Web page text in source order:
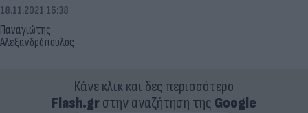
Παναγιώτης
Αλεξανδρόπουλος
18.11.2021 16:38
Κάνε κλικ και δες περισσότερο
Flash.grστην αναζήτηση της Google